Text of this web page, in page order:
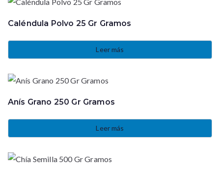
Caléndula Polvo 25 Gr Gramos
Leer más
Anís Grano 250 Gr Gramos
Leer más